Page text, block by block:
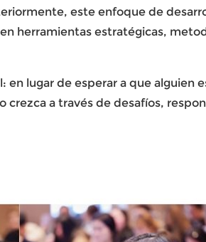
este enfoque de
herramientas estratégicas,
en lugar de esperar a que
a través de desafíos,